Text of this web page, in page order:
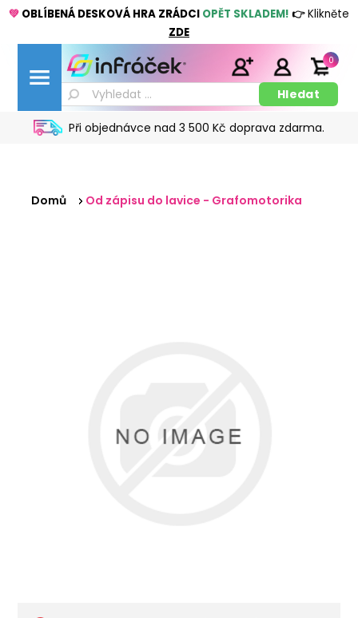
💚 OBLÍBENÁ DESKOVÁ HRA ZRÁDCI OPĚT SKLADEM! 👉Klikněte
ZDE
Při objednávce nad 3 500 Kč doprava zdarma.
0
Domů Od zápisu do lavice - Grafomotorika